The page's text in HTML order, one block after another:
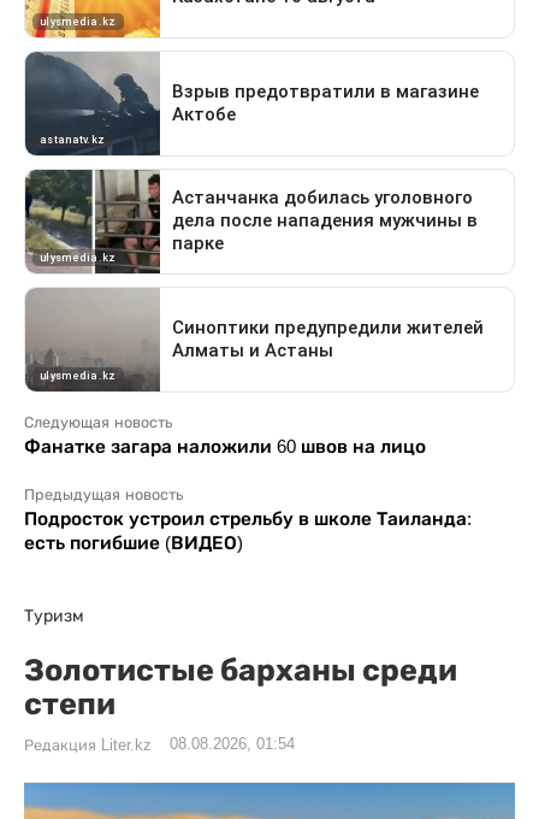
Следующая новость
Фанатке загара наложили 60 швов на лицо
Предыдущая новость
Подросток устроил стрельбу в школе Таиланда:
есть погибшие (ВИДЕО)
Туризм
Золотистые барханы среди
степи
Редакция Liter.kz 08.08.2026, 01:54